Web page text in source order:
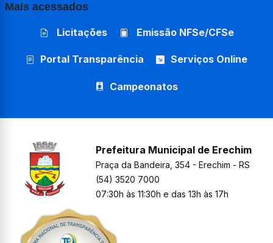
Mais acessados
Licitações Emissão NFSe/CFSe
Portal Transparência Serviços Online
Campeonatos
Prefeitura Municipal de Erechim
Praça da Bandeira, 354 - Erechim - RS
(54) 3520 7000
07:30h às 11:30h e das 13h às 17h